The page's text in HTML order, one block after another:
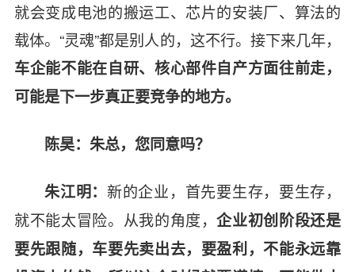
就会变成电池的搬运工、芯片的安装厂、算法的
载体。“灵魂”都是别人的，这不行。接下来几年，
车企能不能在自研、核心部件自产方面往前走，
可能是下一步真正要竞争的地方。
陈昊：朱总，您同意吗？
朱江明：新的企业，首先要生存，要生存，
就不能太冒险。从我的角度，企业初创阶段还是
要先跟随，车要先卖出去，要盈利，不能永远靠